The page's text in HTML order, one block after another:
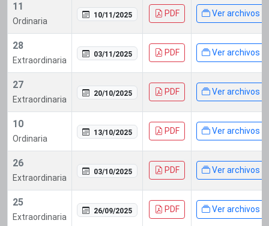
11
Ordinaria
10/11/2025 PDF Ver archivos
28
Extraordinaria
03/11/2025 PDF Ver archivos
27
Extraordinaria
20/10/2025 PDF Ver archivos
10
Ordinaria
13/10/2025 PDF Ver archivos
26
Extraordinaria
03/10/2025 PDF Ver archivos
25
Extraordinaria
26/09/2025 PDF Ver archivos